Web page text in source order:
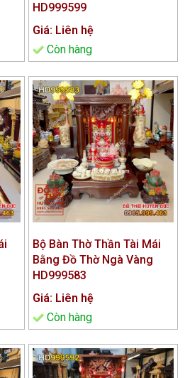
HD999599
Giá: Liên hệ
Còn hàng
Bộ Bàn Thờ Thần Tài Mái
Bằng Đồ Thờ Ngà Vàng
HD999583
Giá: Liên hệ
Còn hàng